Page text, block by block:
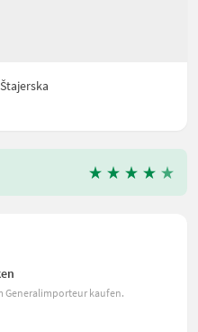
Generalimporteur kaufen.